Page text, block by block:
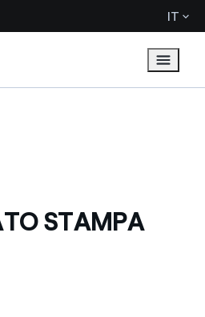
IT
STAMPA